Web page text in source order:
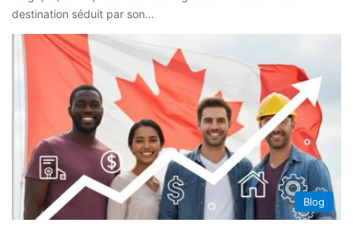
destination séduit par son…
Blog